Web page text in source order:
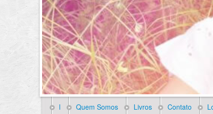
l Quem Somos Livros Contato